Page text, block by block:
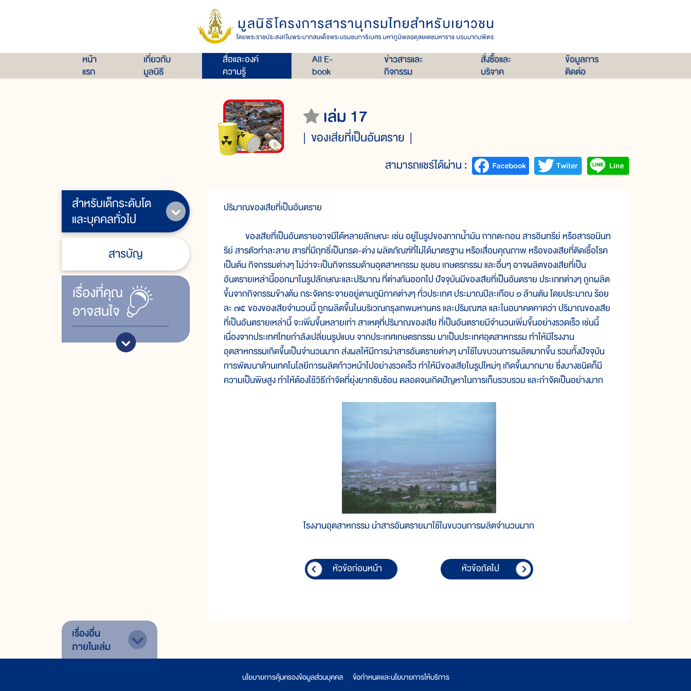
หน้า
แรก
เกี่ยวกับ
มูลนิธิ
สื่อและองค์
ความรู้
All E-
book
ข่าวสารและ
กิจกรรม
สั่งซื้อและ
บริจาค
ข้อมูลการ
ติดต่อ
เล่ม 17
ของเสียที่เป็นอันตราย
สามารถแชร์ได้ผ่าน :
สำหรับเด็กระดับโต
และบุคคลทั่วไป
สารบัญ
เรื่ิองที่คุณ
อาจสนใจ
ปริมาณของเสียที่เป็นอันตราย
ของเสียที่เป็นอันตรายอาจมีได้หลายลักษณะ เช่น อยู่ในรูปของกากน้ำมัน กากตะกอน สารอินทรีย์ หรือสารอนินท
รีย์ สารตัวทำละลาย สารที่มีฤทธิ์เป็นกรด-ด่าง ผลิตภัณฑ์ที่ไม่ได้มาตรฐาน หรือเสื่อมคุณภาพ หรือของเสียที่ติดเชื้อโรค
เป็นต้น กิจกรรมต่างๆ ไม่ว่าจะเป็นกิจกรรมด้านอุตสาหกรรม ชุมชน เกษตรกรรม และอื่นๆ อาจผลิตของเสียที่เป็น
อันตรายเหล่านี้ออกมาในรูปลักษณะและปริมาณ ที่ต่างกันออกไป ปัจจุบันมีของเสียที่เป็นอันตราย ประเภทต่างๆ ถูกผลิต
ขึ้นจากกิจกรรมข้างต้น กระจัดกระจายอยู่ตามภูมิภาคต่างๆ ทั่วประเทศ ประมาณปีละเกือบ ๑ ล้านตัน โดยประมาณ ร้อย
ละ ๗๕ ของของเสียจำนวนนี้ ถูกผลิตขึ้นในบริเวณกรุงเทพมหานคร และปริมณฑล และในอนาคตคาดว่า ปริมาณของเสีย
ที่เป็นอันตรายเหล่านี้ จะเพิ่มขึ้นหลายเท่า สาเหตุที่ปริมาณของเสีย ที่เป็นอันตรายมีจำนวนเพิ่มขึ้นอย่างรวดเร็ว เช่นนี้
เนื่องจากประเทศไทยกำลังเปลี่ยนรูปแบบ จากประเทศเกษตรกรรม มาเป็นประเทศอุตสาหกรรม ทำให้มีโรงงาน
อุตสาหกรรมเกิดขึ้นเป็นจำนวนมาก ส่งผลให้มีการนำสารอันตรายต่างๆ มาใช้ในขบวนการผลิตมากขึ้น รวมทั้งปัจจุบัน
การพัฒนาด้านเทคโนโลยีการผลิตก้าวหน้าไปอย่างรวดเร็ว ทำให้มีของเสียในรูปใหม่ๆ เกิดขึ้นมากมาย ซึ่งบางชนิดก็มี
ความเป็นพิษสูง ทำให้ต้องใช้วิธีกำจัดที่ยุ่งยากซับซ้อน ตลอดจนเกิดปัญหาในการเก็บรวบรวม และกำจัดเป็นอย่างมาก
โรงงานอุตสาหกรรม นำสารอันตรายมาใช้ในขบวนการผลิตจำนวนมาก
หัวข้อก่อนหน้า หัวข้อถัดไป
เรื่องอื่น
ภายในเล่ม
นโยบายการคุ้มครองข้อมูลส่วนบุคคล
ข้อกำหนดและนโยบายการให้บริการ